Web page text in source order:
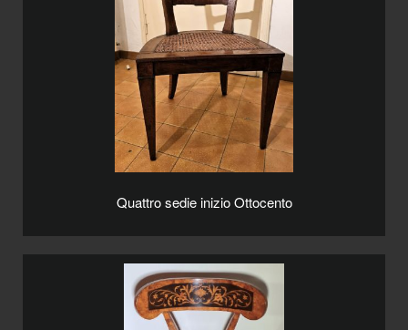
Quattro sedie inizio Ottocento